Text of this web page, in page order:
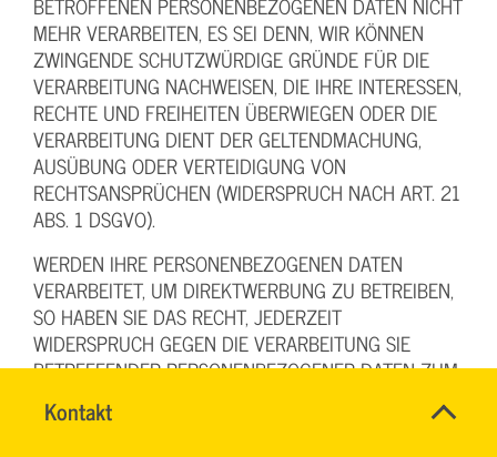
Kontakt
INGO
Name*
MEHR VERARBEITEN, ES SEI DENN, WIR KÖNNEN
ZWINGENDE SCHUTZWÜRDIGE GRÜNDE FÜR DIE
VERARBEITUNG NACHWEISEN, DIE IHRE INTERESSEN,
RECHTE UND FREIHEITEN ÜBERWIEGEN ODER DIE
VERARBEITUNG DIENT DER GELTENDMACHUNG,
AUSÜBUNG ODER VERTEIDIGUNG VON
RECHTSANSPRÜCHEN (WIDERSPRUCH NACH ART. 21
ABS. 1 DSGVO).
WERDEN IHRE PERSONENBEZOGENEN DATEN
VERARBEITET, UM DIREKTWERBUNG ZU BETREIBEN,
SO HABEN SIE DAS RECHT, JEDERZEIT
WIDERSPRUCH GEGEN DIE VERARBEITUNG SIE
BETREFFENDER PERSONENBEZOGENER DATEN ZUM
ZWECKE DERARTIGER WERBUNG EINZULEGEN; DIES
GILT AUCH FÜR DAS PROFILING, SOWEIT ES MIT